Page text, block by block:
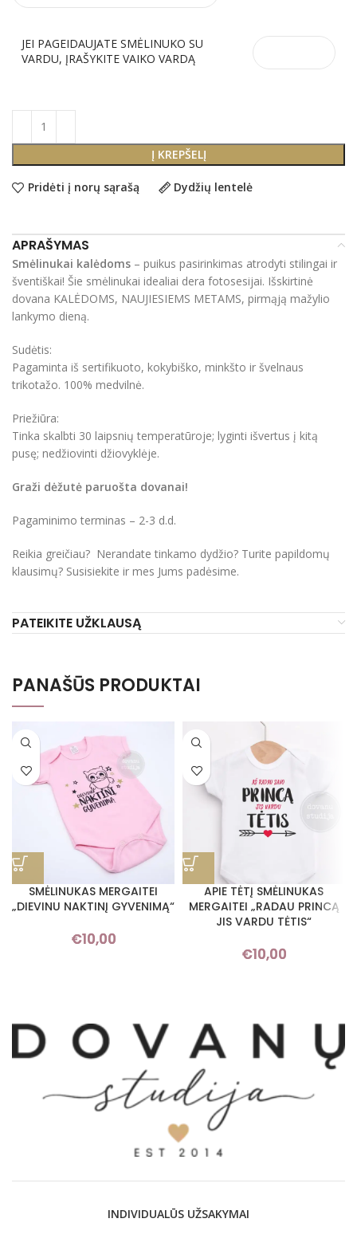
JEI PAGEIDAUJATE SMĖLINUKO SU
VARDU, ĮRAŠYKITE VAIKO VARDĄ
Į KREPŠELĮ
Pridėti į norų sąrašą Dydžių lentelė
APRAŠYMAS
Smėlinukai kalėdoms – puikus pasirinkimas atrodyti stilingai ir
šventiškai! Šie smėlinukai idealiai dera fotosesijai. Išskirtinė
dovana KALĖDOMS, NAUJIESIEMS METAMS, pirmąją mažylio
lankymo dieną.
Sudėtis:
Pagaminta iš sertifikuoto, kokybiško, minkšto ir švelnaus
trikotažo. 100% medvilnė.
Priežiūra:
Tinka skalbti 30 laipsnių temperatūroje; lyginti išvertus į kitą
pusę; nedžiovinti džiovyklėje.
Graži dėžutė paruošta dovanai!
Pagaminimo terminas – 2-3 d.d.
Reikia greičiau? Nerandate tinkamo dydžio? Turite papildomų
klausimų? Susisiekite ir mes Jums padėsime.
PATEIKITE UŽKLAUSĄ
PANAŠŪS PRODUKTAI
SMĖLINUKAS MERGAITEI
„DIEVINU NAKTINĮ GYVENIMĄ“
€10,00
APIE TĖTĮ SMĖLINUKAS
MERGAITEI „RADAU PRINCĄ
JIS VARDU TĖTIS“
€10,00
INDIVIDUALŪS UŽSAKYMAI